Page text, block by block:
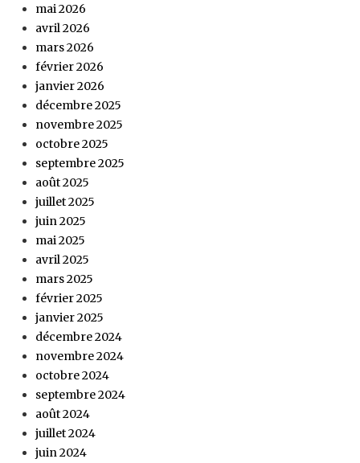
mai 2026
avril 2026
mars 2026
février 2026
janvier 2026
décembre 2025
novembre 2025
octobre 2025
septembre 2025
août 2025
juillet 2025
juin 2025
mai 2025
avril 2025
mars 2025
février 2025
janvier 2025
décembre 2024
novembre 2024
octobre 2024
septembre 2024
août 2024
juillet 2024
juin 2024